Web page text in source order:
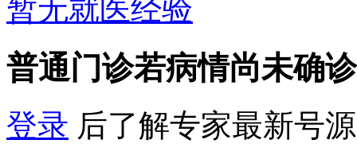
暂无就医经验
普通门诊若病情尚未确
登录 后了解专家最新号